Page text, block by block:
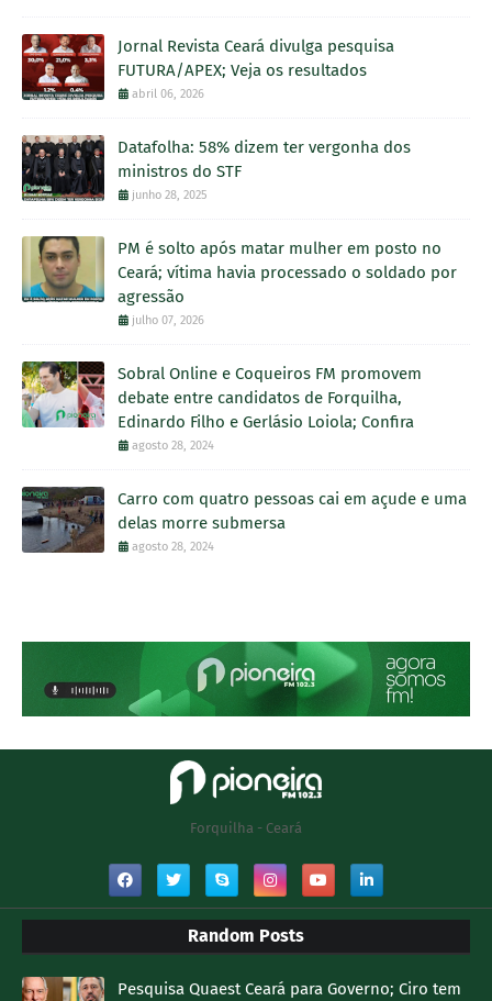
Jornal Revista Ceará divulga pesquisa
FUTURA/APEX; Veja os resultados
abril 06, 2026
Datafolha: 58% dizem ter vergonha dos
ministros do STF
junho 28, 2025
PM é solto após matar mulher em posto no
Ceará; vítima havia processado o soldado por
agressão
julho 07, 2026
Sobral Online e Coqueiros FM promovem
debate entre candidatos de Forquilha,
Edinardo Filho e Gerlásio Loiola; Confira
agosto 28, 2024
Carro com quatro pessoas cai em açude e uma
delas morre submersa
agosto 28, 2024
Forquilha - Ceará
Random Posts
Pesquisa Quaest Ceará para Governo; Ciro tem